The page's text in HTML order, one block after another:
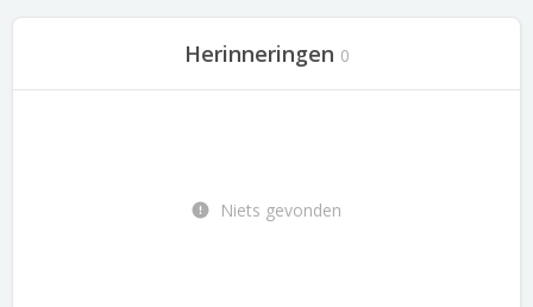
Herinneringen 0
Niets gevonden